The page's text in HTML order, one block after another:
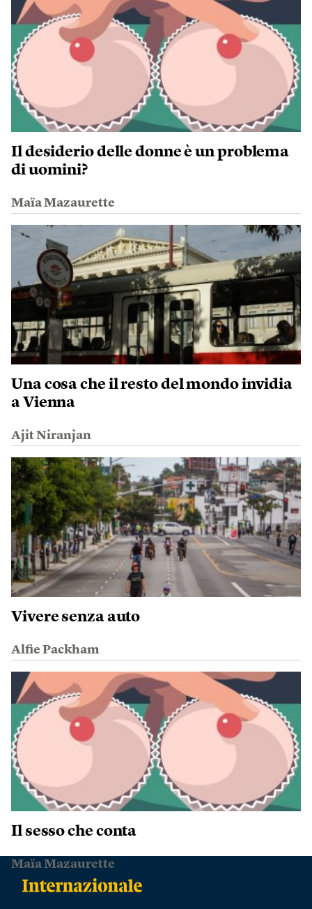
Il desiderio delle donne è un problema
di uomini?
Maïa Mazaurette
Una cosa che il resto del mondo invidia
a Vienna
Ajit Niranjan
Vivere senza auto
Alfie Packham
Il sesso che conta
Maïa Mazaurette